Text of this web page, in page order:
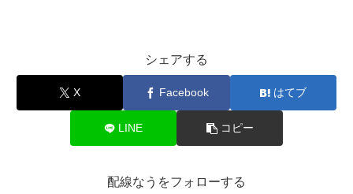
シェアする
X Facebook はてブ
LINE コピー
配線なうをフォローする